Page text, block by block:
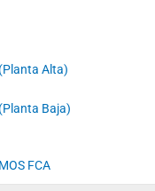
Alta)
Baja)
FCA